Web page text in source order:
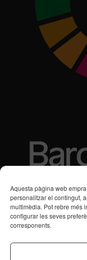
Aquesta pàgina web
personalitzar el contingut,
multimèdia. Pot rebre més
configurar les seves
corresponents.
Subvencions des de
Programa de
Transtorns de Salut